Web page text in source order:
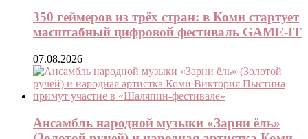
350 геймеров из трёх стран: в Коми стартует
масштабный цифровой фестиваль GAME-IT
07.08.2026
Ансамбль народной музыки «Зарни ёль»